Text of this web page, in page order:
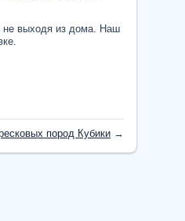
не выходя из дома. Наш
пород Кубики →